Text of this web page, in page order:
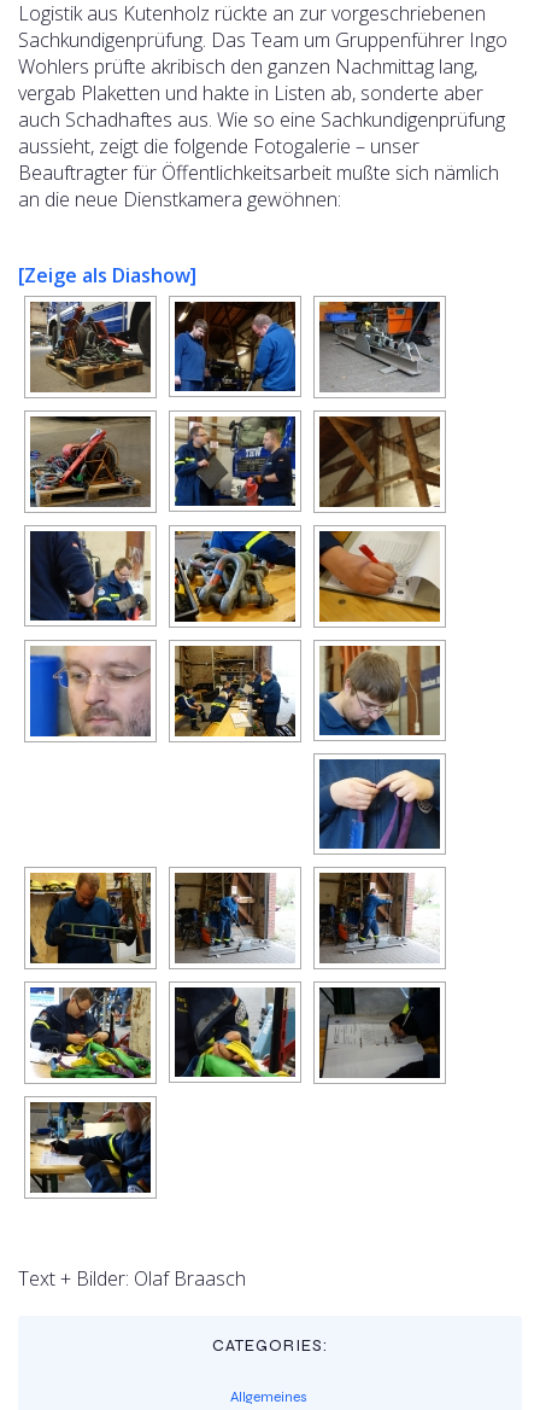
Logistik aus Kutenholz rückte an zur vorgeschriebenen
Sachkundigenprüfung. Das Team um Gruppenführer Ingo
Wohlers prüfte akribisch den ganzen Nachmittag lang,
vergab Plaketten und hakte in Listen ab, sonderte aber
auch Schadhaftes aus. Wie so eine Sachkundigenprüfung
aussieht, zeigt die folgende Fotogalerie – unser
Beauftragter für Öffentlichkeitsarbeit mußte sich nämlich
an die neue Dienstkamera gewöhnen:
[Zeige als Diashow]
Text + Bilder: Olaf Braasch
CATEGORIES:
Allgemeines